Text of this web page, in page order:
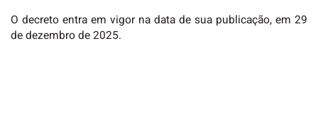
O decreto entra em vigor na data de sua publicação, em 29
de dezembro de 2025.